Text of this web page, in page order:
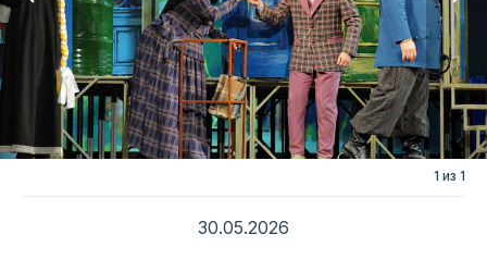
1 из 1
30.05.2026